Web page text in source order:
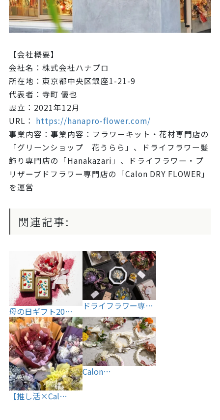
【会社概要】
会社名：株式会社ハナプロ
所在地：東京都中央区銀座1-21-9
代表者：寺町 優也
設立：2021年12月
URL： https://hanapro-flower.com/
事業内容：事業内容：フラワーキット・花材専門店の
「グリーンショップ 花うらら」、ドライフラワー髪
飾り専門店の「Hanakazari」、ドライフラワー・プ
リザーブドフラワー専門店の「Calon DRY FLOWER」
を運営
関連記事:
母の日ギフト20…
ドライフラワー専…
【推し活×Cal…
Calon…